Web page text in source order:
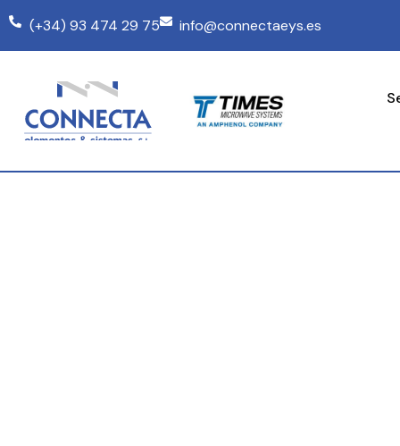
(+34) 93 474 29 75 info@connectaeys.es